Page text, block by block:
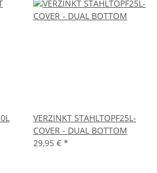
VERZINKT STAHLTOPF25L-
COVER - DUAL BOTTOM
29,95 € *